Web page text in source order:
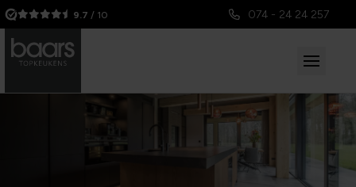
9.7 / 10 074 - 24 24 257